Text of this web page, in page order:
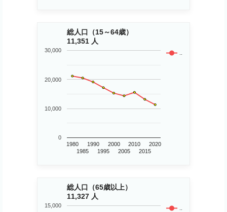
総人口（15～64歳）
11,351 人
..
1980
1985
1990
1995
2000
2005
2010
2015
2020
0
10,000
20,000
30,000
総人口（65歳以上）
11,327 人
..
15,000